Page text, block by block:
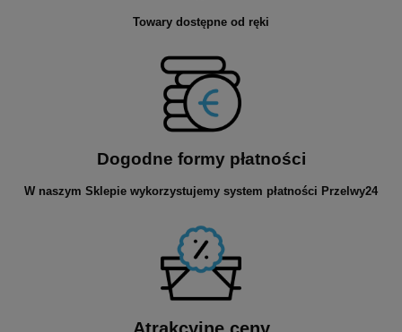
Towary dostępne od ręki
Dogodne formy płatności
W naszym Sklepie wykorzystujemy system płatności Przelwy24